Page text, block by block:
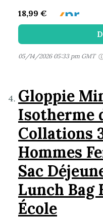
18,99 €
05/14/2026 05:33 pm GMT
Gloppie
Isotherme
Collations
Hommes
Sac
Lunch Bag
École